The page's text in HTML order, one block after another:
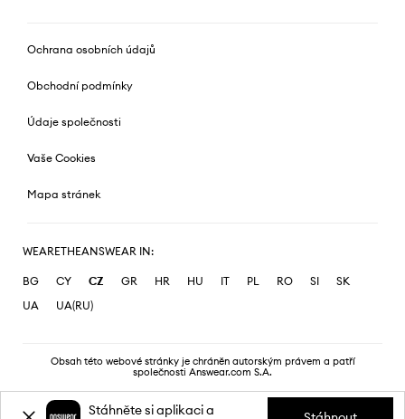
Ochrana osobních údajů
Obchodní podmínky
Údaje společnosti
Vaše Cookies
Mapa stránek
WEARETHEANSWEAR IN:
BG CY CZ GR HR HU IT PL RO SI
SK
UA
UA(RU)
Obsah této webové stránky je chráněn autorským právem a patří
společnosti Answear.com S.A.
Stáhněte si aplikaci a